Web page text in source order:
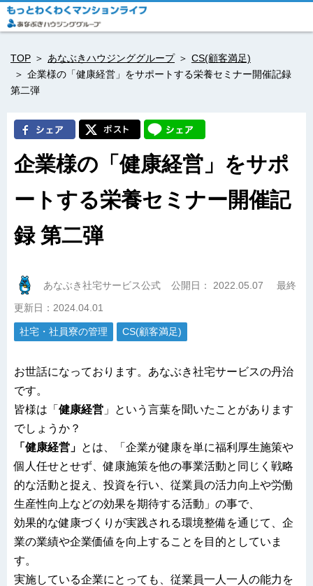
TOP あなぶきハウジンググループ
CS(顧客満足)
企業様の「健康経営」をサポートする栄養セミナー開催記録
第二弾
企業様の「健康経営」をサポ
ートする栄養セミナー開催記
録 第二弾
あなぶき社宅サービス公式 公開日： 2022.05.07
最終
更新日：2024.04.01
社宅・社員寮の管理 CS(顧客満足)
お世話になっております。あなぶき社宅サービスの丹治
です。
皆様は「 健康経営 」という言葉を聞いたことがあります
でしょうか？
「健康経営」 とは、「企業が健康を単に福利厚生施策や
個人任せとせず、健康施策を他の事業活動と同じく戦略
的な活動と捉え、投資を行い、従業員の活力向上や労働
生産性向上などの効果を期待する活動」の事で、
効果的な健康づくりが実践される環境整備を通じて、企
業の業績や企業価値を向上することを目的としていま
す。
実施している企業にとっても、従業員一人一人の能力を